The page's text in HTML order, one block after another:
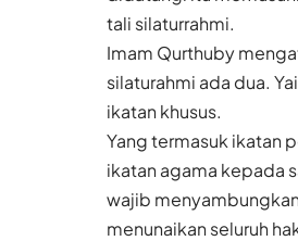
tali silaturrahmi.
Imam Qurthuby
silaturahmi ada dua.
ikatan khusus.
Yang termasuk ikatan
ikatan agama kepada
wajib
menunaikan seluruh